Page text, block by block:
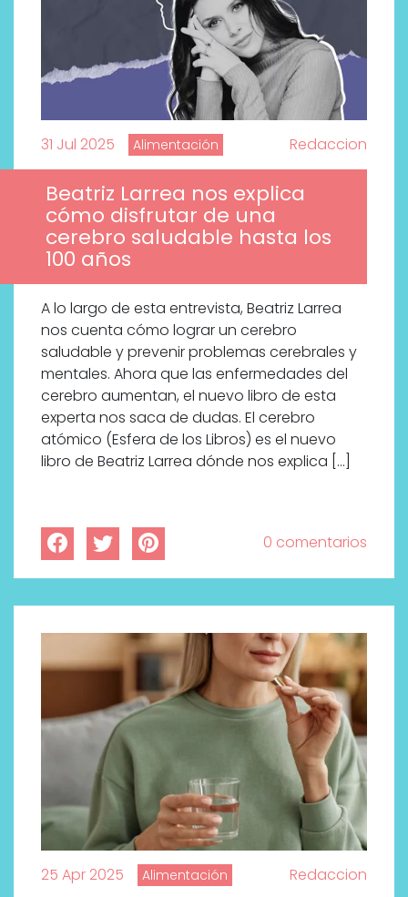
31 Jul 2025 Alimentación Redaccion
Beatriz Larrea nos explica
cómo disfrutar de una
cerebro saludable hasta los
100 años
A lo largo de esta entrevista, Beatriz Larrea
nos cuenta cómo lograr un cerebro
saludable y prevenir problemas cerebrales y
mentales. Ahora que las enfermedades del
cerebro aumentan, el nuevo libro de esta
experta nos saca de dudas. El cerebro
atómico (Esfera de los Libros) es el nuevo
libro de Beatriz Larrea dónde nos explica […]
0 comentarios
25 Apr 2025 Alimentación Redaccion